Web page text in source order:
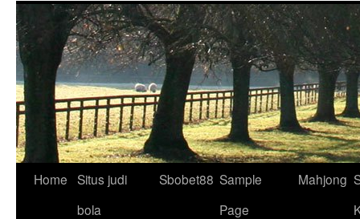
Home Situs judi
bola
Sbobet88 Sample
Page
Mahjong